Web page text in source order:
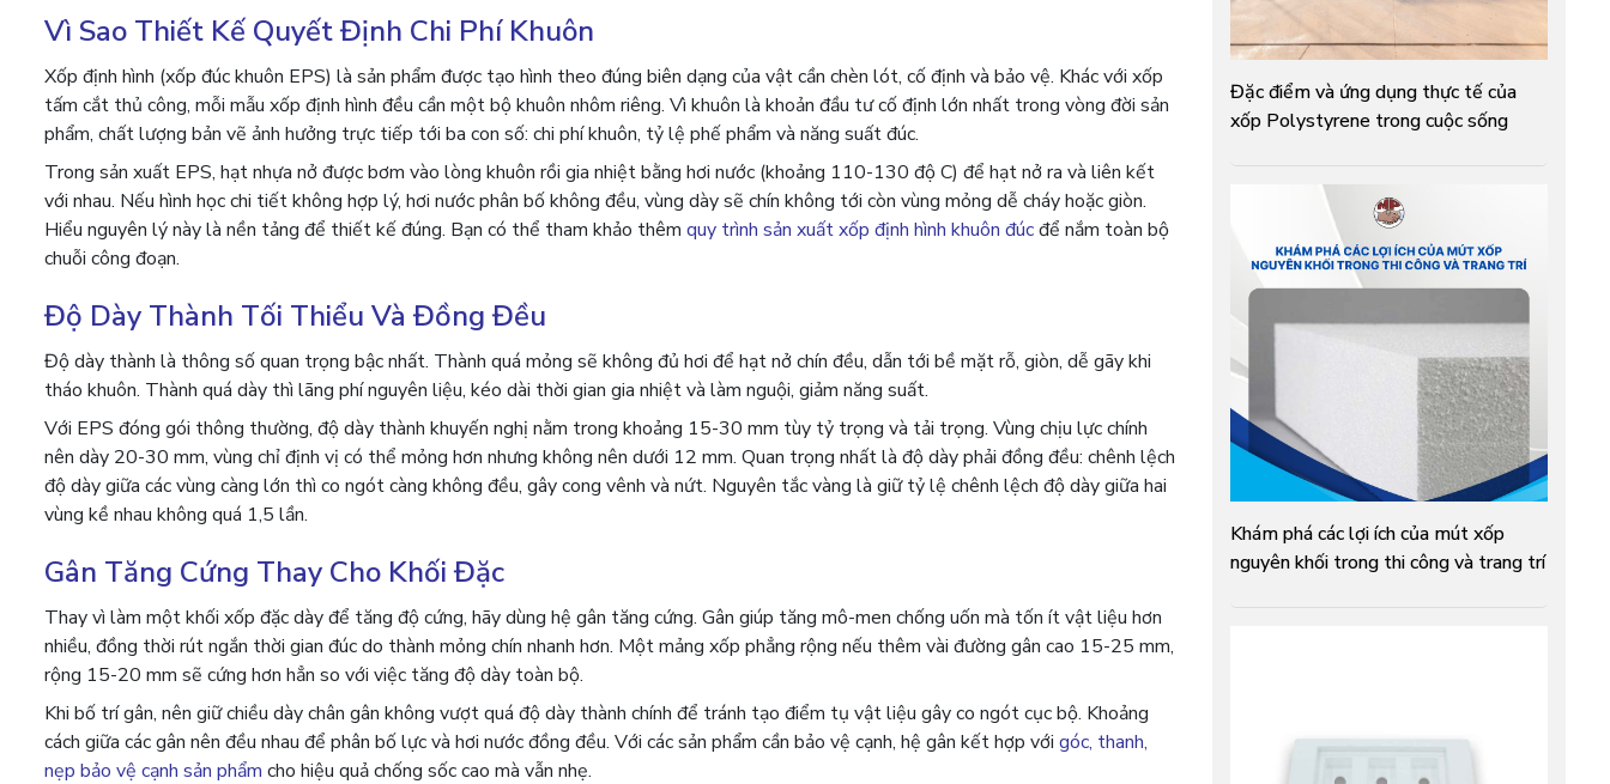
Vì Sao Thiết Kế Quyết Định Chi Phí Khuôn
Xốp định hình (xốp đúc khuôn EPS) là sản phẩm được tạo hình theo đúng biên dạng của vật cần chèn lót, cố định và bảo vệ. Khác với xốp
tấm cắt thủ công, mỗi mẫu xốp định hình đều cần một bộ khuôn nhôm riêng. Vì khuôn là khoản đầu tư cố định lớn nhất trong vòng đời sản
phẩm, chất lượng bản vẽ ảnh hưởng trực tiếp tới ba con số: chi phí khuôn, tỷ lệ phế phẩm và năng suất đúc.
Trong sản xuất EPS, hạt nhựa nở được bơm vào lòng khuôn rồi gia nhiệt bằng hơi nước (khoảng 110-130 độ C) để hạt nở ra và liên kết
với nhau. Nếu hình học chi tiết không hợp lý, hơi nước phân bố không đều, vùng dày sẽ chín không tới còn vùng mỏng dễ cháy hoặc giòn.
Hiểu nguyên lý này là nền tảng để thiết kế đúng. Bạn có thể tham khảo thêm quy trình sản xuất xốp định hình khuôn đúcđể nắm toàn bộ
chuỗi công đoạn.
Độ Dày Thành Tối Thiểu Và Đồng Đều
Độ dày thành là thông số quan trọng bậc nhất. Thành quá mỏng sẽ không đủ hơi để hạt nở chín đều, dẫn tới bề mặt rỗ, giòn, dễ gãy khi
tháo khuôn. Thành quá dày thì lãng phí nguyên liệu, kéo dài thời gian gia nhiệt và làm nguội, giảm năng suất.
Với EPS đóng gói thông thường, độ dày thành khuyến nghị nằm trong khoảng 15-30 mm tùy tỷ trọng và tải trọng. Vùng chịu lực chính
nên dày 20-30 mm, vùng chỉ định vị có thể mỏng hơn nhưng không nên dưới 12 mm. Quan trọng nhất là độ dày phải đồng đều: chênh lệch
độ dày giữa các vùng càng lớn thì co ngót càng không đều, gây cong vênh và nứt. Nguyên tắc vàng là giữ tỷ lệ chênh lệch độ dày giữa hai
vùng kề nhau không quá 1,5 lần.
Gân Tăng Cứng Thay Cho Khối Đặc
Thay vì làm một khối xốp đặc dày để tăng độ cứng, hãy dùng hệ gân tăng cứng. Gân giúp tăng mô-men chống uốn mà tốn ít vật liệu hơn
nhiều, đồng thời rút ngắn thời gian đúc do thành mỏng chín nhanh hơn. Một mảng xốp phẳng rộng nếu thêm vài đường gân cao 15-25 mm,
rộng 15-20 mm sẽ cứng hơn hẳn so với việc tăng độ dày toàn bộ.
Khi bố trí gân, nên giữ chiều dày chân gân không vượt quá độ dày thành chính để tránh tạo điểm tụ vật liệu gây co ngót cục bộ. Khoảng
cách giữa các gân nên đều nhau để phân bố lực và hơi nước đồng đều. Với các sản phẩm cần bảo vệ cạnh, hệ gân kết hợp với góc, thanh,
nẹp bảo vệ cạnh sản phẩm cho hiệu quả chống sốc cao mà vẫn nhẹ.
Đặc điểm và ứng dụng thực tế của
xốp Polystyrene trong cuộc sống
Khám phá các lợi ích của mút xốp
nguyên khối trong thi công và trang trí